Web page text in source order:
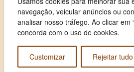
navegação, veicular anúncios ou
analisar nosso tráfego. Ao clicar em
concorda com o uso de cookies.
Customizar Rejeitar tudo
Copyright © 2026 Aldeia Nagô. Todos